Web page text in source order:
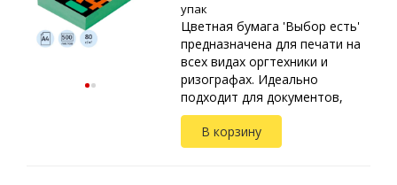
упак
Цветная бумага 'Выбор есть'
предназначена для печати на
всех видах оргтехники и
ризографах. Идеально
подходит для документов,
презентаций, рекламных
материалов, открыток.
Упакована в прозрачные
В корзину